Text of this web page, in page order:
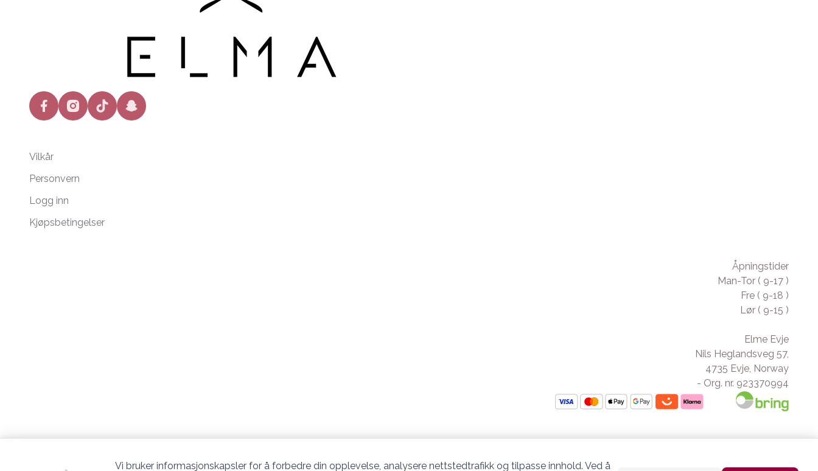
facebookinstagramtiktok snapchat
Vilkår
Personvern
Logg inn
Kjøpsbetingelser
Åpningstider
Man-Tor ( 9-17 )
Fre ( 9-18 )
Lør ( 9-15 )
Elme Evje
Nils Heglandsveg 57,
4735 Evje, Norway
- Org. nr. 923370994
Vi bruker informasjonskapsler for å forbedre din opplevelse, analysere nettstedtrafikk og tilpasse innhold. Ved å